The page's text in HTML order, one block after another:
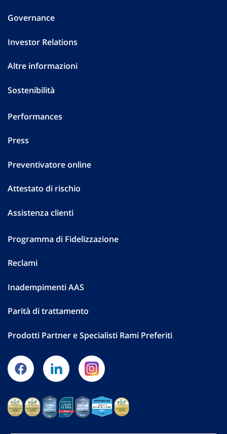
Governance
Investor Relations
Altre informazioni
Sostenibilità
Performances
Press
Preventivatore online
Attestato di rischio
Assistenza clienti
Programma di Fidelizzazione
Reclami
Inadempimenti AAS
Parità di trattamento
Prodotti Partner e Specialisti Rami Preferiti